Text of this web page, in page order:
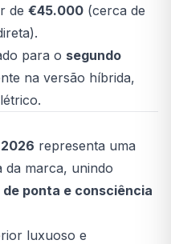
de €45.000 (cerca de
para o segundo
na versão híbrida,
representa uma
da marca, unindo
ponta e consciência
luxuoso e